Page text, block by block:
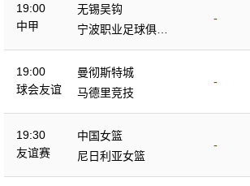
19:00
中甲
无锡吴钩
-
宁波职业足球俱乐
部
19:00
球会友谊
曼彻斯特城
-
马德里竞技
19:30
友谊赛
中国女篮
-
尼日利亚女篮